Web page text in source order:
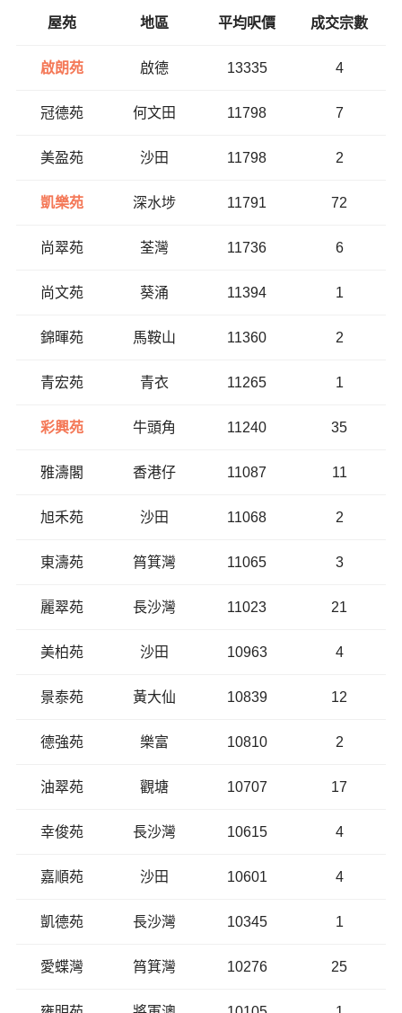
屋苑 地區 平均呎價 成交宗數
啟朗苑 啟德 13335 4
冠德苑 何文田 11798 7
美盈苑 沙田 11798 2
凱樂苑 深水埗 11791 72
尚翠苑 荃灣 11736 6
尚文苑 葵涌 11394 1
錦暉苑 馬鞍山 11360 2
青宏苑 青衣 11265 1
彩興苑 牛頭角 11240 35
雅濤閣 香港仔 11087 11
旭禾苑 沙田 11068 2
東濤苑 筲箕灣 11065 3
麗翠苑 長沙灣 11023 21
美柏苑 沙田 10963 4
景泰苑 黃大仙 10839 12
德強苑 樂富 10810 2
油翠苑 觀塘 10707 17
幸俊苑 長沙灣 10615 4
嘉順苑 沙田 10601 4
凱德苑 長沙灣 10345 1
愛蝶灣 筲箕灣 10276 25